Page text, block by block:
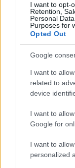
I want to opt-
Retention,
Personal
Purposes for
Opted Out
Google
I want to
related to
device
I want to
Google for
I want to
personalized
τουρισμού για
που
Η διάρκεια
13 μήνες,
αξιοποίησης
Τι πρέπει